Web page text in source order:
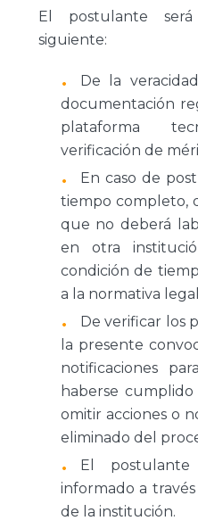
El postulante
siguiente:
De la
documentación
plataforma
verificación de
En caso de
tiempo completo,
que no deberá
en otra
condición de
a la normativa
De verificar los
la presente
notificaciones
haberse
omitir acciones o
eliminado del
El postulante
informado a
de la institución.